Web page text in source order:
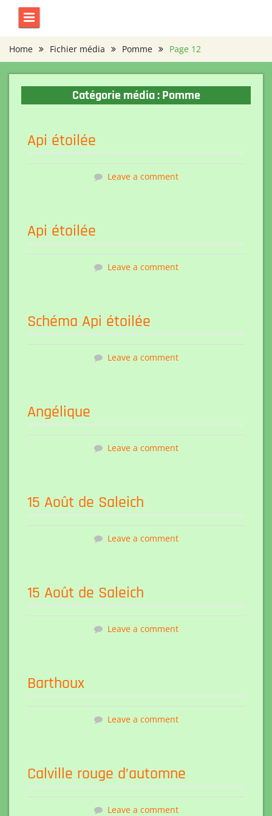
content
Home
Fichier média Pomme Page 12
Catégorie média :Pomme
Api étoilée
Leave a comment
Api étoilée
Leave a comment
Schéma Api étoilée
Leave a comment
Angélique
Leave a comment
15 Août de Saleich
Leave a comment
15 Août de Saleich
Leave a comment
Barthoux
Leave a comment
Calville rouge d’automne
Leave a comment